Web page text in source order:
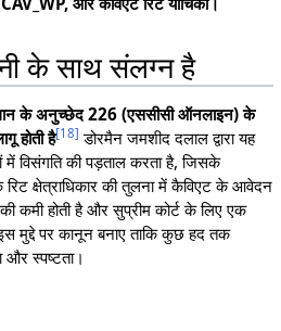
के साथ संलग्न है
के अनुच्छेद 226 (एससीसी ऑनलाइन) के
होती है[18] डोरमैन जमशीद दलाल द्वारा यह
में विसंगति की पड़ताल करता है, जिसके
रिट क्षेत्राधिकार की तुलना में कैविएट के आवेदन
कमी होती है और सुप्रीम कोर्ट के लिए एक
मुद्दे पर कानून बनाए ताकि कुछ हद तक
और स्पष्टता।